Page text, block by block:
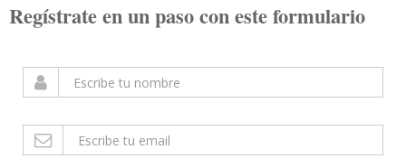
Regístrate en un paso con este formulario